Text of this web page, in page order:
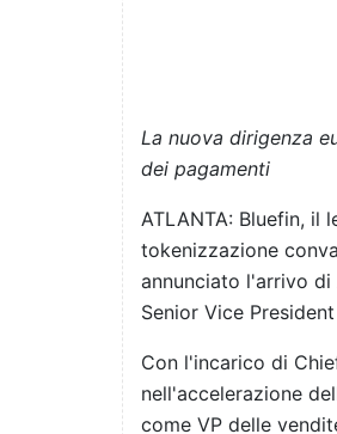
La nuova dirigenza
dei pagamenti
ATLANTA: Bluefin, il
tokenizzazione
annunciato l'arrivo di
Senior Vice
Con l'incarico di
nell'accelerazione
come VP delle